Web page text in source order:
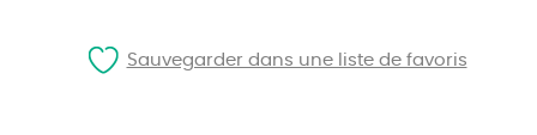
Sauvegarder dans une liste de favoris